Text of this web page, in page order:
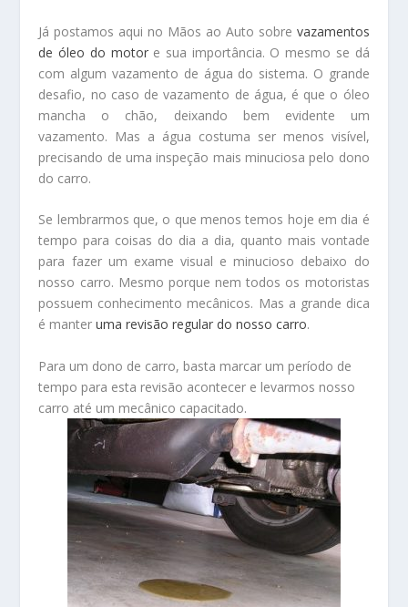
Já postamos aqui no Mãos ao Auto sobre vazamentos
de óleo do motore sua importância. O mesmo se dá
com algum vazamento de água do sistema. O grande
desafio, no caso de vazamento de água, é que o óleo
mancha o chão, deixando bem evidente um
vazamento. Mas a água costuma ser menos visível,
precisando de uma inspeção mais minuciosa pelo dono
do carro.
Se lembrarmos que, o que menos temos hoje em dia é
tempo para coisas do dia a dia, quanto mais vontade
para fazer um exame visual e minucioso debaixo do
nosso carro. Mesmo porque nem todos os motoristas
possuem conhecimento mecânicos. Mas a grande dica
é manter uma revisão regular do nosso carro.
Para um dono de carro, basta marcar um período de
tempo para esta revisão acontecer e levarmos nosso
carro até um mecânico capacitado.